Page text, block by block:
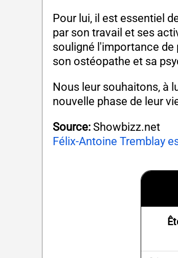
Pour lui, il est essentiel
par son travail et ses
souligné l'importance de
son ostéopathe et sa
Nous leur souhaitons, à
nouvelle phase de leur
Source: Showbizz.net
Félix-Antoine Tremblay